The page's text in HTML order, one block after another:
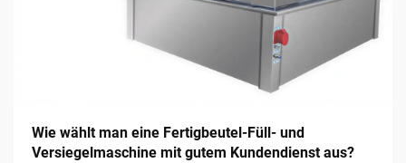
Wie wählt man eine Fertigbeutel-Füll- und
Versiegelmaschine mit gutem Kundendienst aus?